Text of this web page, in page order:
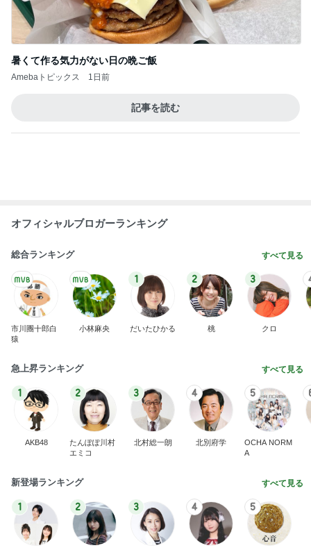
暑くて作る気力がない日の晩ご飯
Amebaトピックス 1日前
記事を読む
オフィシャルブロガーランキング
総合ランキング すべて見る
市川團十郎白
猿
小林麻央
1
だいたひかる
2
桃
3
クロ
急上昇ランキング すべて見る
1
AKB48
2
たんぽぽ川村
エミコ
3
北村総一朗
4
北別府学
5
OCHA NORM
A
新登場ランキング すべて見る
1 2 3 4 5